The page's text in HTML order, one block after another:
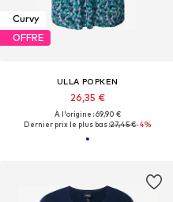
Curvy
OFFRE
ULLA POPKEN
26,35 €
À l'origine : 69,90 €
Dernier prix le plus bas :27,45 €-4%